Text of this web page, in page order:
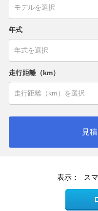
年式
走行距離（km）
見
表示： ス